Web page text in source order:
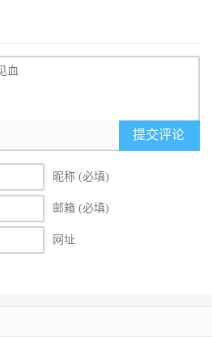
提交评论
昵称 (必填)
邮箱 (必填)
网址